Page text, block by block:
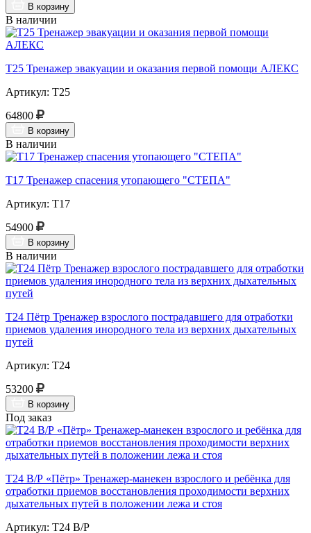
В корзину
В наличии
Т25 Тренажер эвакуации и оказания первой помощи АЛЕКС
Артикул: Т25
64800
В корзину
В наличии
Т17 Тренажер спасения утопающего "СТЕПА"
Артикул: Т17
54900
В корзину
В наличии
Т24 Пётр Тренажер взрослого пострадавшего для отработки
приемов удаления инородного тела из верхних дыхательных
путей
Артикул: Т24
53200
В корзину
Под заказ
Т24 В/Р «Пётр» Тренажер-манекен взрослого и ребёнка для
отработки приемов восстановления проходимости верхних
дыхательных путей в положении лежа и стоя
Артикул: Т24 В/Р